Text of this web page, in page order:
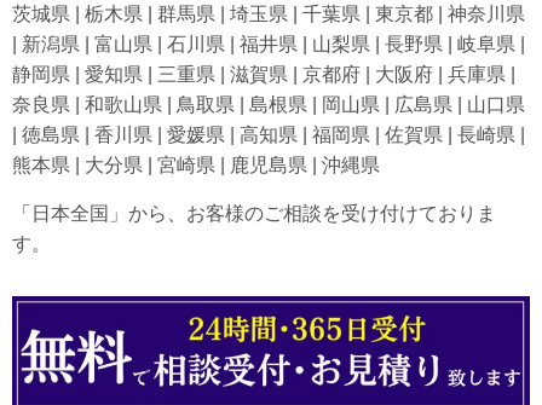
茨城県 | 栃木県 | 群馬県 | 埼玉県 | 千葉県 | 東京都 | 神奈川県
| 新潟県 | 富山県 | 石川県 | 福井県 | 山梨県 | 長野県 | 岐阜県 |
静岡県 | 愛知県 | 三重県 | 滋賀県 | 京都府 | 大阪府 | 兵庫県 |
奈良県 | 和歌山県 | 鳥取県 | 島根県 | 岡山県 | 広島県 | 山口県
| 徳島県 | 香川県 | 愛媛県 | 高知県 | 福岡県 | 佐賀県 | 長崎県 |
熊本県 | 大分県 | 宮崎県 | 鹿児島県 | 沖縄県
「日本全国」から、お客様のご相談を受け付けておりま
す。